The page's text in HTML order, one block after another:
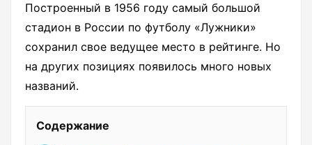
Построенный в 1956 году самый большой
стадион в России по футболу «Лужники»
сохранил свое ведущее место в рейтинге. Но
на других позициях появилось много новых
названий.
Содержание